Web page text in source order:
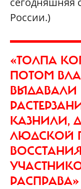
России.)
«ТОЛПА
ПОТОМ
ВЫДАВАЛИ
КАЗНИЛИ,
ЛЮДСКОЙ
РАСПРАВА»